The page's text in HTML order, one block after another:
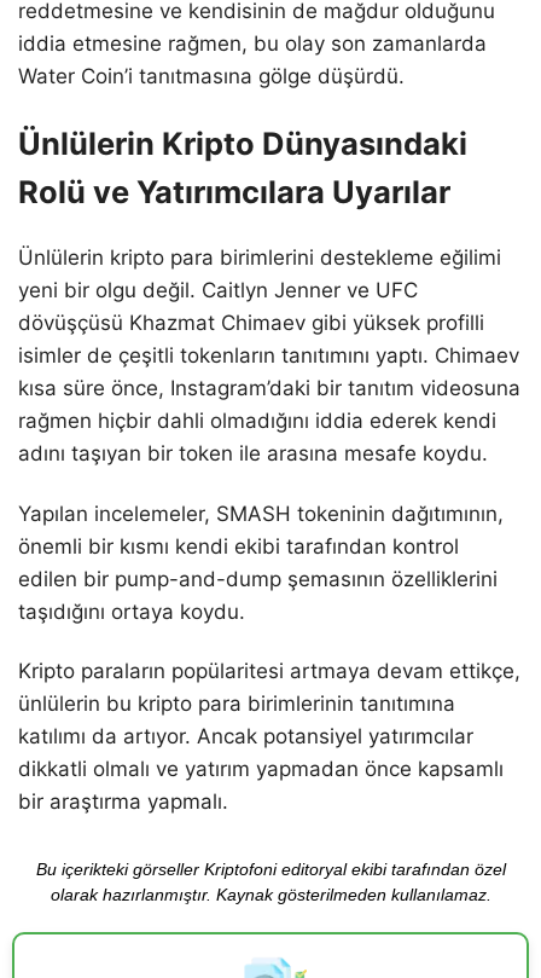
reddetmesine ve kendisinin de mağdur olduğunu
iddia etmesine rağmen, bu olay son zamanlarda
Water Coin’i tanıtmasına gölge düşürdü.
Ünlülerin Kripto Dünyasındaki
Rolü ve Yatırımcılara Uyarılar
Ünlülerin kripto para birimlerini destekleme eğilimi
yeni bir olgu değil. Caitlyn Jenner ve UFC
dövüşçüsü Khazmat Chimaev gibi yüksek profilli
isimler de çeşitli tokenların tanıtımını yaptı. Chimaev
kısa süre önce, Instagram’daki bir tanıtım videosuna
rağmen hiçbir dahli olmadığını iddia ederek kendi
adını taşıyan bir token ile arasına mesafe koydu.
Yapılan incelemeler, SMASH tokeninin dağıtımının,
önemli bir kısmı kendi ekibi tarafından kontrol
edilen bir pump-and-dump şemasının özelliklerini
taşıdığını ortaya koydu.
Kripto paraların popülaritesi artmaya devam ettikçe,
ünlülerin bu kripto para birimlerinin tanıtımına
katılımı da artıyor. Ancak potansiyel yatırımcılar
dikkatli olmalı ve yatırım yapmadan önce kapsamlı
bir araştırma yapmalı.
Bu içerikteki görseller Kriptofoni editoryal ekibi tarafından özel
olarak hazırlanmıştır. Kaynak gösterilmeden kullanılamaz.